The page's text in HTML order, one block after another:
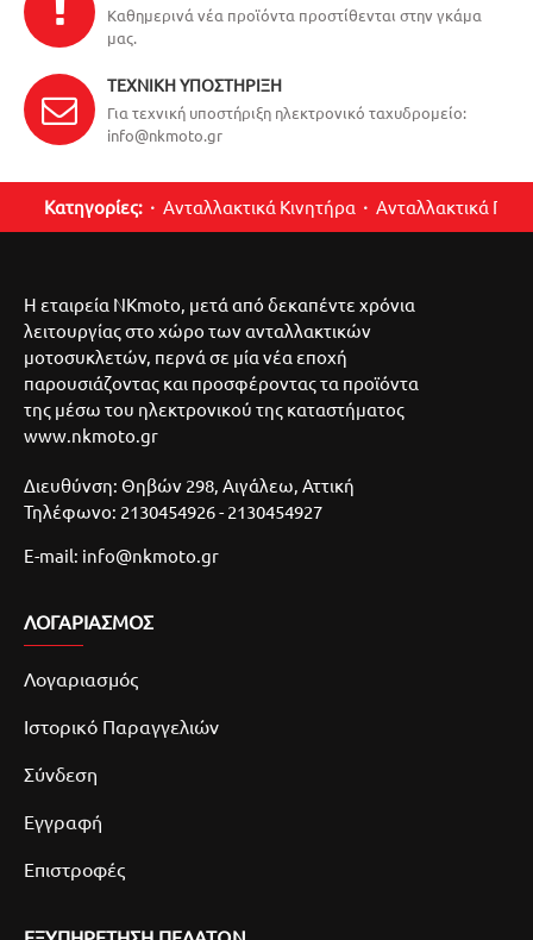
Καθημερινά νέα προϊόντα προστίθενται στην γκάμα
μας.
ΤΕΧΝΙΚΉ ΥΠΟΣΤΉΡΙΞΗ
Για τεχνική υποστήριξη ηλεκτρονικό ταχυδρομείο:
info@nkmoto.gr
Κατηγορίες: Ανταλλακτικά Κινητήρα Ανταλλακτικά
Η εταιρεία NKmoto, μετά από δεκαπέντε χρόνια
λειτουργίας στο χώρο των ανταλλακτικών
μοτοσυκλετών, περνά σε μία νέα εποχή
παρουσιάζοντας και προσφέροντας τα προϊόντα
της μέσω του ηλεκτρονικού της καταστήματος
www.nkmoto.gr
Διευθύνση: Θηβών 298, Αιγάλεω, Αττική
Τηλέφωνο: 2130454926 - 2130454927
E-mail: info@nkmoto.gr
ΛΟΓΑΡΙΑΣΜΌΣ
Λογαριασμός
Ιστορικό Παραγγελιών
Σύνδεση
Εγγραφή
Επιστροφές